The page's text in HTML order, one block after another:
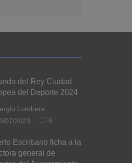
del Rey Ciudad
del Deporte 2024
Lombera
07/2023
5
Escribano ficha a la
general de